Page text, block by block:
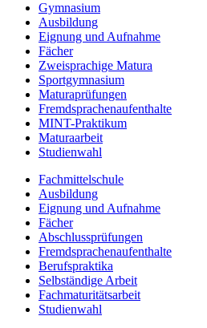
Gymnasium
Ausbildung
Eignung und Aufnahme
Fächer
Zweisprachige Matura
Sportgymnasium
Maturaprüfungen
Fremdsprachenaufenthalte
MINT-Praktikum
Maturaarbeit
Studienwahl
Fachmittelschule
Ausbildung
Eignung und Aufnahme
Fächer
Abschlussprüfungen
Fremdsprachenaufenthalte
Berufspraktika
Selbständige Arbeit
Fachmaturitätsarbeit
Studienwahl